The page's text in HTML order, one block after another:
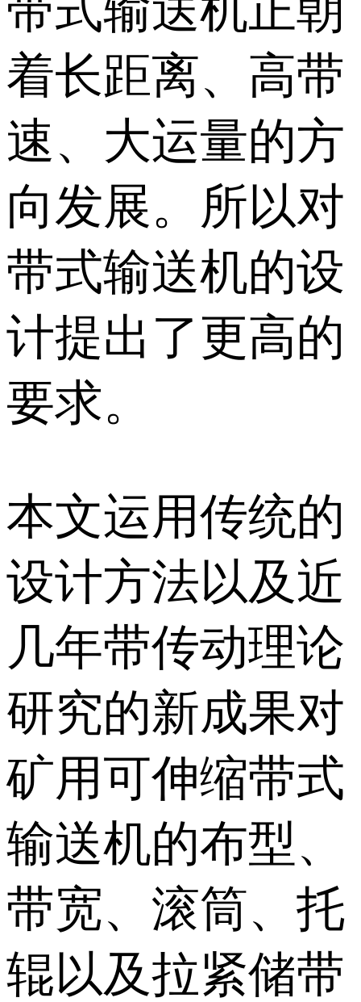
着长距离、高带
速、大运量的方
向发展。所以对
带式输送机的设
计提出了更高的
要求。
本文运用传统的
设计方法以及近
几年带传动理论
研究的新成果对
矿用可伸缩带式
输送机的布型、
带宽、滚筒、托
辊以及拉紧储带